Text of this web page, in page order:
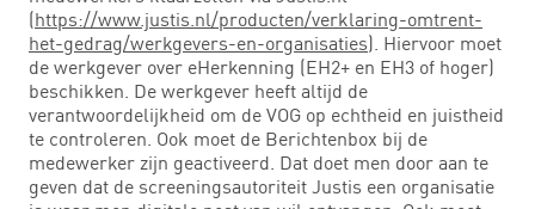
(https://www.justis.nl/producten/verklaring-omtrent-
het-gedrag/werkgevers-en-organisaties). Hiervoor moet
de werkgever over eHerkenning (EH2+ en EH3 of hoger)
beschikken. De werkgever heeft altijd de
verantwoordelijkheid om de VOG op echtheid en juistheid
te controleren. Ook moet de Berichtenbox bij de
medewerker zijn geactiveerd. Dat doet men door aan te
geven dat de screeningsautoriteit Justis een organisatie